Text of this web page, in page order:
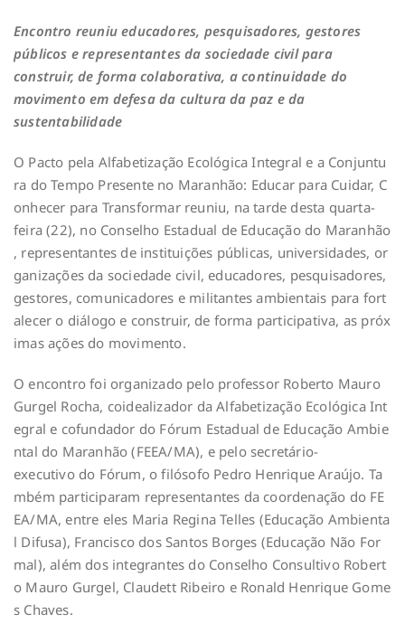
Encontro reuniu educadores, pesquisadores, gestores
públicos e representantes da sociedade civil para
construir, de forma colaborativa, a continuidade do
movimento em defesa da cultura da paz e da
sustentabilidade
O Pacto pela Alfabetização Ecológica Integral e a Conjuntu
ra do Tempo Presente no Maranhão: Educar para Cuidar, C
onhecer para Transformar reuniu, na tarde desta quarta-
feira (22), no Conselho Estadual de Educação do Maranhão
, representantes de instituições públicas, universidades, or
ganizações da sociedade civil, educadores, pesquisadores,
gestores, comunicadores e militantes ambientais para fort
alecer o diálogo e construir, de forma participativa, as próx
imas ações do movimento.
O encontro foi organizado pelo professor Roberto Mauro
Gurgel Rocha, coidealizador da Alfabetização Ecológica Int
egral e cofundador do Fórum Estadual de Educação Ambie
ntal do Maranhão (FEEA/MA), e pelo secretário-
executivo do Fórum, o filósofo Pedro Henrique Araújo. Ta
mbém participaram representantes da coordenação do FE
EA/MA, entre eles Maria Regina Telles (Educação Ambienta
l Difusa), Francisco dos Santos Borges (Educação Não For
mal), além dos integrantes do Conselho Consultivo Robert
o Mauro Gurgel, Claudett Ribeiro e Ronald Henrique Gome
s Chaves.